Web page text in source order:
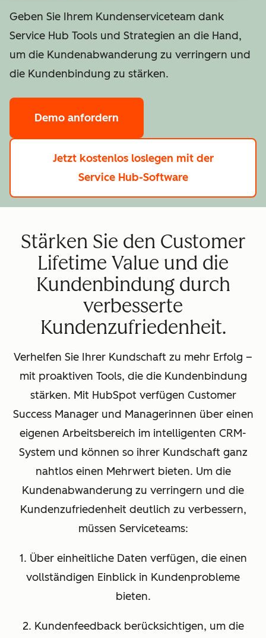
Geben Sie Ihrem Kundenserviceteam dank
Service Hub Tools und Strategien an die Hand,
um die Kundenabwanderung zu verringern und
die Kundenbindung zu stärken.
Demo anfordern
Jetzt kostenlos loslegen mit der
Service Hub-Software
Stärken Sie den Customer
Lifetime Value und die
Kundenbindung durch
verbesserte
Kundenzufriedenheit.
Verhelfen Sie Ihrer Kundschaft zu mehr Erfolg –
mit proaktiven Tools, die die Kundenbindung
stärken. Mit HubSpot verfügen Customer
Success Manager und Managerinnen über einen
eigenen Arbeitsbereich im intelligenten CRM-
System und können so ihrer Kundschaft ganz
nahtlos einen Mehrwert bieten. Um die
Kundenabwanderung zu verringern und die
Kundenzufriedenheit deutlich zu verbessern,
müssen Serviceteams:
1. Über einheitliche Daten verfügen, die einen
vollständigen Einblick in Kundenprobleme
bieten.
2. Kundenfeedback berücksichtigen, um die